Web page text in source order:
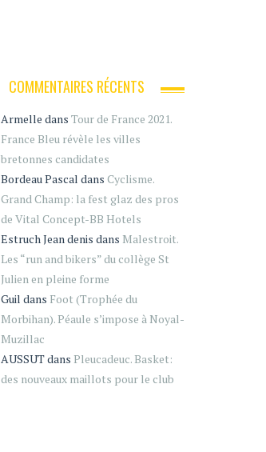
COMMENTAIRES RÉCENTS
Armelle dans Tour de France 2021.
France Bleu révèle les villes
bretonnes candidates
Bordeau Pascal dans Cyclisme.
Grand Champ: la fest glaz des pros
de Vital Concept-BB Hotels
Estruch Jean denis dans Malestroit.
Les “run and bikers” du collège St
Julien en pleine forme
Guil dans Foot (Trophée du
Morbihan). Péaule s’impose à Noyal-
Muzillac
AUSSUTdans Pleucadeuc. Basket:
des nouveaux maillots pour le club